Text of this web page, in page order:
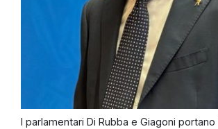
I parlamentari Di Rubba e Giagoni